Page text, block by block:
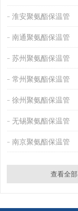
淮安聚氨酯保温管
南通聚氨酯保温管
苏州聚氨酯保温管
常州聚氨酯保温管
徐州聚氨酯保温管
无锡聚氨酯保温管
南京聚氨酯保温管
查看全部